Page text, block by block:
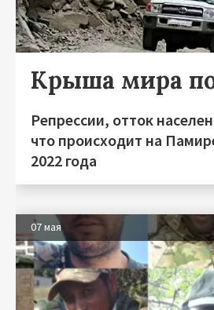
Крыша мира
Репрессии, отток
что происходит на
2022 года
07 мая